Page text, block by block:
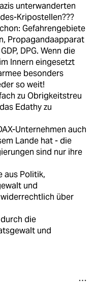
unterwanderten
Kripostellen???
Gefahrengebiete
Propagandaapparat
DPG. Wenn die
Innern eingesetzt
besonders
so weit!
zu Obrigkeitstreu
Edathy zu
Unternehmen auch
Lande hat - die
sind nur ihre
aus Politik,
und
über
die
und